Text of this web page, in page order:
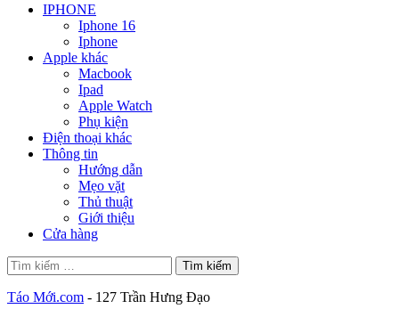
IPHONE
Iphone 16
Iphone
Apple khác
Macbook
Ipad
Apple Watch
Phụ kiện
Điện thoại khác
Thông tin
Hướng dẫn
Mẹo vặt
Thủ thuật
Giới thiệu
Cửa hàng
Tìm
kiếm
cho:
Táo Mới.com - 127 Trần Hưng Đạo